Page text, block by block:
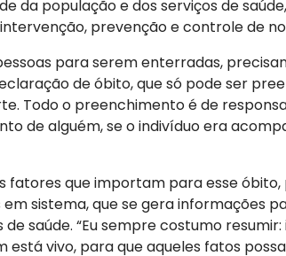
da população e dos serviços de
prevenção e controle de
para serem enterradas,
de óbito, que só pode ser
Todo o preenchimento é de
de alguém, se o indivíduo era
fatores que importam para esse óbito,
sistema, que se gera informações
saúde. “Eu sempre costumo
vivo, para que aqueles fatos